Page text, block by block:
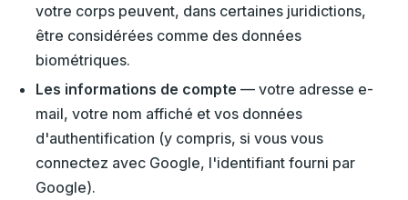
votre corps peuvent, dans certaines juridictions,
être considérées comme des données
biométriques.
Les informations de compte — votre adresse e-
mail, votre nom affiché et vos données
d'authentification (y compris, si vous vous
connectez avec Google, l'identifiant fourni par
Google).